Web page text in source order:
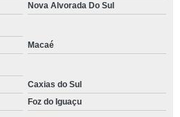
Nova Alvorada Do Sul
Macaé
Caxias do Sul
Foz do Iguaçu